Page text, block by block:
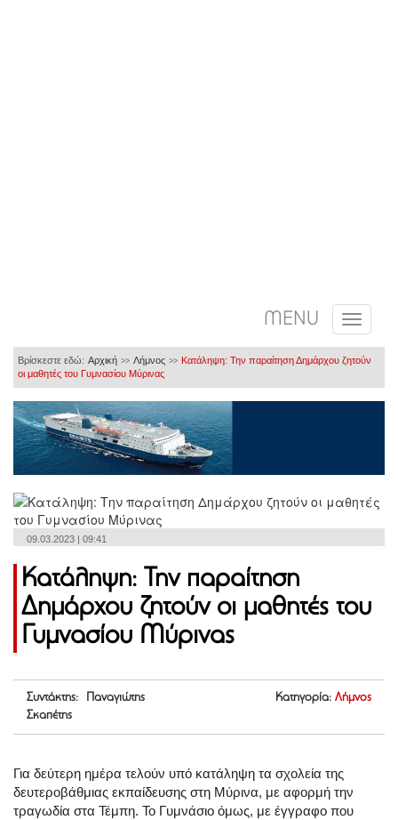
MENU
Βρίσκεστε εδώ: Αρχική >> Λήμνος >> Κατάληψη: Την παραίτηση Δημάρχου ζητούν
οι μαθητές του Γυμνασίου Μύρινας
09.03.2023 | 09:41
Κατάληψη: Την παραίτηση
Δημάρχου ζητούν οι μαθητές του
Γυμνασίου Μύρινας
Συντάκτης: Παναγιώτης
Σκαπέτης
Κατηγορία: Λήμνος
Για δεύτερη ημέρα τελούν υπό κατάληψη τα σχολεία της
δευτεροβάθμιας εκπαίδευσης στη Μύρινα, με αφορμή την
τραγωδία στα Τέμπη. Το Γυμνάσιο όμως, με έγγραφο που